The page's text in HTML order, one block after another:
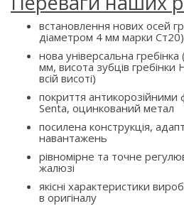
встановлення нових осей
діаметром 4 мм марки Ст20)
нова універсальна
мм, висота зубців
всій висоті)
покриття
Senta, оцинкований метал
посилена конструкція,
навантажень
рівномірне та точне
жалюзі
якісні характеристики
в оригіналу